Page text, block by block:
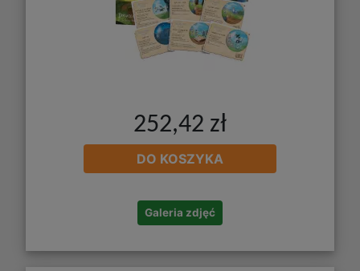
252,42 zł
DO KOSZYKA
Galeria zdjęć